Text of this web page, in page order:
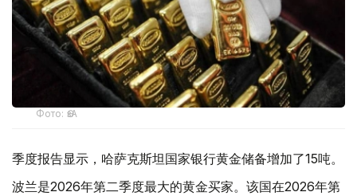
Фото: ӨзА
季度报告显示，哈萨克斯坦国家银行黄金储备增加了15吨。
波兰是2026年第二季度最大的黄金买家。该国在2026年第